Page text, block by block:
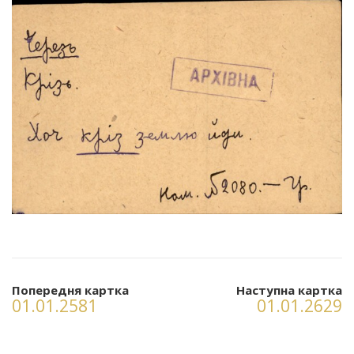
Попередня картка
01.01.2581
Наступна картка
01.01.2629